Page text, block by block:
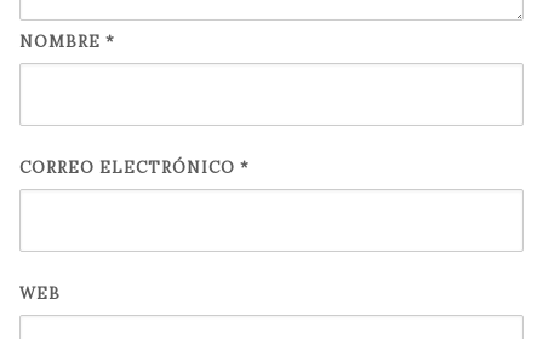
NOMBRE *
CORREO ELECTRÓNICO *
WEB